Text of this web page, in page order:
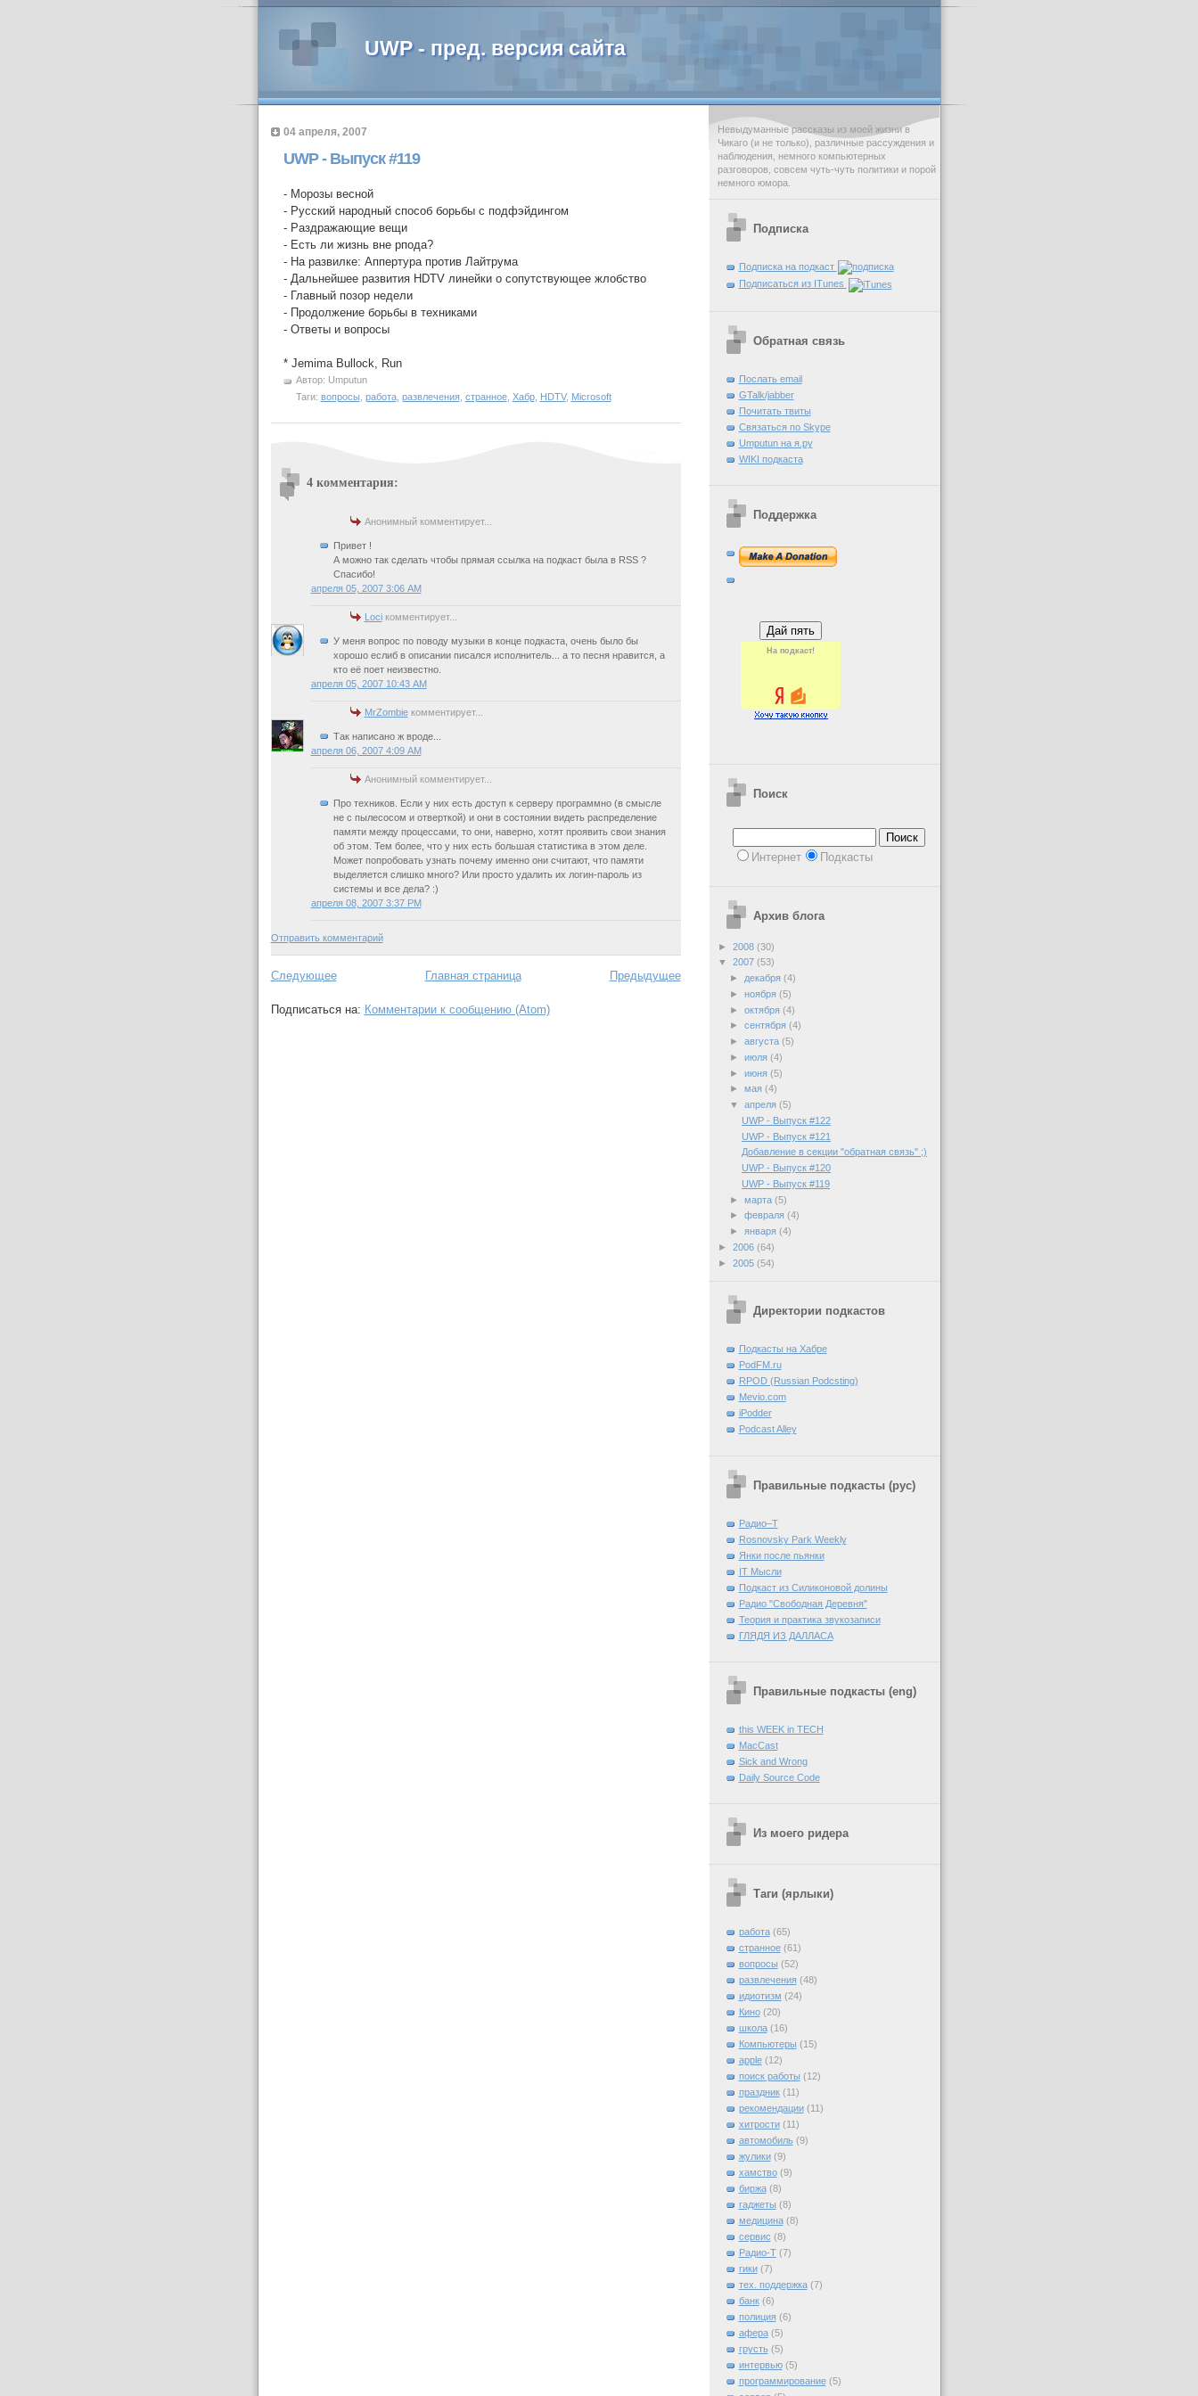
UWP - пред. версия сайта
04 апреля, 2007
UWP - Выпуск #119
- Морозы весной
- Русский народный способ борьбы с подфэйдингом
- Раздражающие вещи
- Есть ли жизнь вне рпода?
- На развилке: Аппертура против Лайтрума
- Дальнейшее развития HDTV линейки о сопутствующее жлобство
- Главный позор недели
- Продолжение борьбы в техниками
- Ответы и вопросы
* Jemima Bullock, Run
Автор: Umputun
Таги: вопросы работа, развлечения, странное, Хабр, HDTV, Microsoft
4 комментария:
Анонимный комментирует...
Привет !
А можно так сделать чтобы прямая ссылка на подкаст была в RSS ?
Спасибо!
апреля 05, 2007 3:06 AM
Lociкомментирует...
У меня вопрос по поводу музыки в конце подкаста, очень было бы
хорошо еслиб в описании писался исполнитель... а то песня нравится, а
кто её поет неизвестно.
апреля 05, 2007 10:43 AM
MrZombieкомментирует...
Так написано ж вроде...
апреля 06, 2007 4:09 AM
Анонимный комментирует...
Про техников. Если у них есть доступ к серверу программно (в смысле
не с пылесосом и отверткой) и они в состоянии видеть распределение
памяти между процессами, то они, наверно, хотят проявить свои знания
об этом. Тем более, что у них есть большая статистика в этом деле.
Может попробовать узнать почему именно они считают, что памяти
выделяется слишко много? Или просто удалить их логин-пароль из
системы и все дела? :)
апреля 08, 2007 3:37 PM
Отправить комментарий
Следующее Предыдущее
Главная страница
Подписаться на: Комментарии к сообщению (Atom)
Невыдуманные рассказы из моей жизни в
Чикаго (и не только), различные рассуждения и
наблюдения, немного компьютерных
разговоров, совсем чуть-чуть политики и порой
немного юмора.
Подписка
Подписка на подкаст
Подписаться из ITunes
Обратная связь
Послать email
GTalk/jabber
Почитать твиты
Связаться по Skype
Umputun на я.ру
WIKI подкаста
Поддержка
На подкаст!
Поиск
Интернет Подкасты
Архив блога
► 2008 (30)
▼ 2007 (53)
►
декабря (4)
► ноября (5)
► октября (4)
► сентября (4)
► августа (5)
► июля (4)
► июня (5)
► мая (4)
▼ апреля (5)
UWP - Выпуск #122
UWP - Выпуск #121
Добавление в секции "обратная связь" ;)
UWP - Выпуск #120
UWP - Выпуск #119
► марта (5)
► февраля (4)
► января (4)
► 2006 (64)
► 2005 (54)
Директории подкастов
Подкасты на Хабре
PodFM.ru
RPOD (Russian Podcsting)
Mevio.com
iPodder
Podcast Alley
Правильные подкасты (рус)
Радио–Т
Rosnovsky Park Weekly
Янки после пьянки
IT Mысли
Подкаст из Силиконовой долины
Радио "Свободная Деревня"
Теория и практика звукозаписи
ГЛЯДЯ ИЗ ДАЛЛАСА
Правильные подкасты (eng)
this WEEK in TECH
MacCast
Sick and Wrong
Daily Source Code
Из моего ридера
Таги (ярлыки)
работа (65)
странное (61)
вопросы (52)
развлечения (48)
идиотизм (24)
Кино (20)
школа (16)
Компьютеры (15)
apple (12)
поиск работы (12)
праздник (11)
рекомендации (11)
хитрости (11)
автомобиль (9)
жулики (9)
хамство (9)
биржа (8)
гаджеты (8)
медицина (8)
сервис (8)
Радио-Т (7)
гики (7)
тех. поддержка (7)
банк (6)
полиция (6)
афера (5)
грусть (5)
интервью (5)
программирование (5)